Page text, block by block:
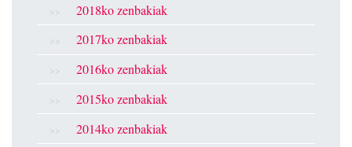
2018ko zenbakiak
2017ko zenbakiak
2016ko zenbakiak
2015ko zenbakiak
2014ko zenbakiak